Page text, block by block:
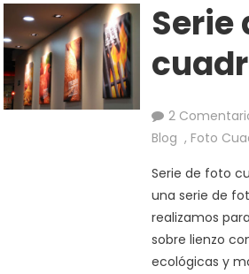
Serie
2
Blog , Foto
Serie de foto
una serie de
realizamos
sobre lienzo
ecológicas y